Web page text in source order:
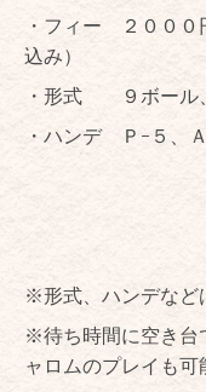
・フィー ２０００
込み）
・形式 ９ボール
・ハンデ Ｐ-５、
※形式、ハンデなど
※待ち時間に空き台
ャロムのプレイも可